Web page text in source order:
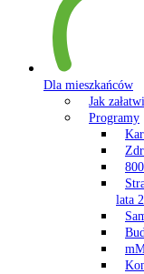
Dla mieszkańców
Jak
Programy
lata